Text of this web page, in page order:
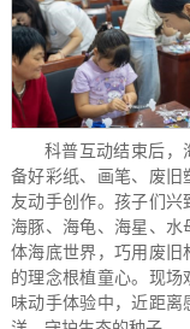
科普互动结束后，
备好彩纸、画笔、废旧
友动手创作。孩子们
海豚、海龟、海星、
体海底世界，巧用废旧
的理念根植童心。现
味动手体验中，近距